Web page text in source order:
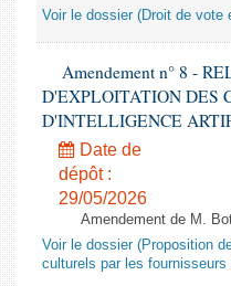
Voir le dossier (Droit de vote
Amendement n° 8 -
D'EXPLOITATION DES
D'INTELLIGENCE
Date de
dépôt :
29/05/2026
Amendement de M.
Voir le dossier (Proposition
culturels par les fournisseurs